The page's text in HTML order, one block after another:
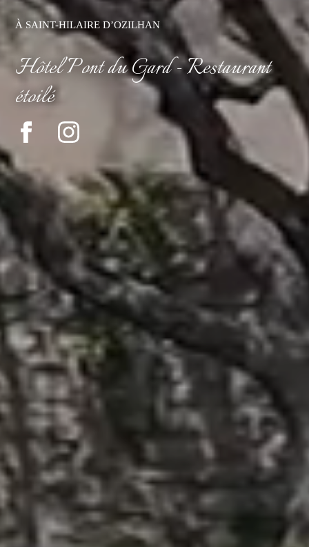
À SAINT-HILAIRE D’OZILHAN
Hôtel Pont du Gard - Restaurant
étoilé